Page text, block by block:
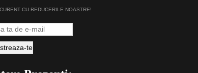
CU REDUCERILE NOASTRE!